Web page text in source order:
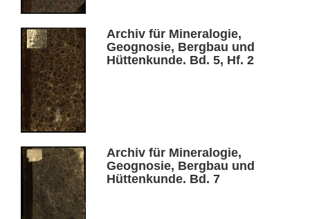
Archiv für Mineralogie,
Geognosie, Bergbau und
Hüttenkunde. Bd. 5, Hf. 2
Archiv für Mineralogie,
Geognosie, Bergbau und
Hüttenkunde. Bd. 7